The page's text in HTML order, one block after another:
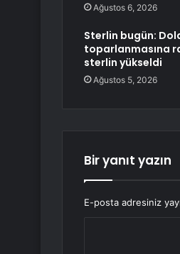
Ağustos 6, 2026
Sterlin bugün:
toparlanmasına
sterlin yükseldi
Ağustos 5, 2026
Bir yanıt yazın
E-posta adresiniz